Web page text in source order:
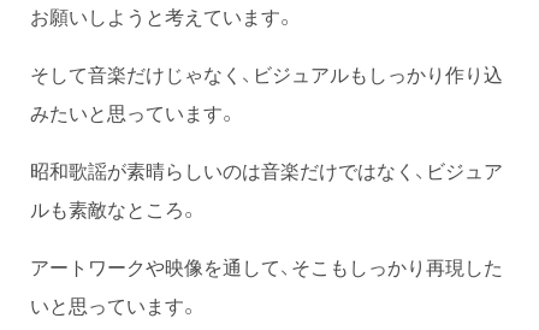
お願いしようと考えています。
そして音楽だけじゃなく、ビジュアルもしっかり作り込
みたいと思っています。
昭和歌謡が素晴らしいのは音楽だけではなく、ビジュア
ルも素敵なところ。
アートワークや映像を通して、そこもしっかり再現した
いと思っています。